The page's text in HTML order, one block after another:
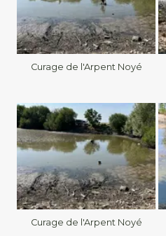
Curage de l'Arpent Noyé
Curage de l'Arpent Noyé